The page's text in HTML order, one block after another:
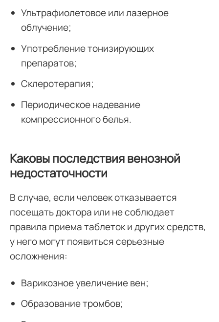
Ультрафиолетовое или лазерное
облучение;
Употребление тонизирующих
препаратов;
Склеротерапия;
Периодическое надевание
компрессионного белья.
Каковы последствия венозной
недостаточности
В случае, если человек отказывается
посещать доктора или не соблюдает
правила приема таблеток и других средств,
у него могут появиться серьезные
осложнения:
Варикозное увеличение вен;
Образование тромбов;